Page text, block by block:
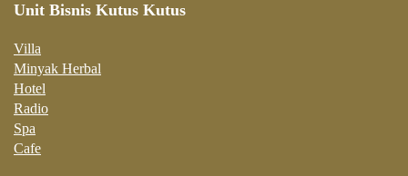
Unit Bisnis Kutus Kutus
Villa
Minyak Herbal
Hotel
Radio
Spa
Cafe